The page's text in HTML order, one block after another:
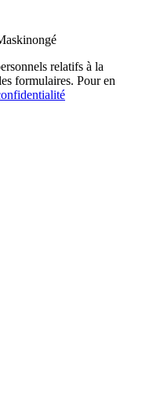
relatifs à la
formulaires. Pour en